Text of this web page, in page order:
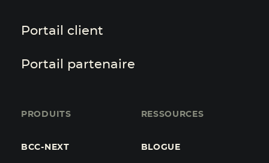
Portail client
Portail partenaire
PRODUITS
BCC-NEXT
RESSOURCES
BLOGUE